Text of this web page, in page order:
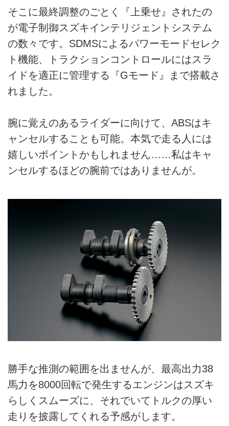
そこに最終調整のごとく『上乗せ』されたの
が電子制御スズキインテリジェントシステム
の数々です。SDMSによるパワーモードセレク
ト機能、トラクションコントロールにはスラ
イドを適正に管理する『Gモード』まで搭載さ
れました。
腕に覚えのあるライダーに向けて、ABSはキ
ャンセルすることも可能。本気で走る人には
嬉しいポイントかもしれません……私はキャ
ンセルするほどの腕前ではありませんが。
勝手な推測の範囲を出ませんが、最高出力38
馬力を8000回転で発生するエンジンはスズキ
らしくスムーズに、それでいてトルクの厚い
走りを披露してくれる予感がします。